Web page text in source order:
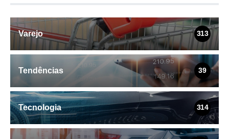
Varejo 313
Tendências 39
Tecnologia 314